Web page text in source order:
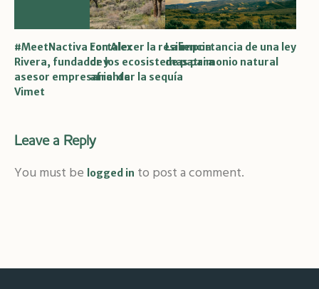
#MeetNactiva con Alex
Rivera, fundador y
asesor empresarial de
Vimet
Fortalecer la resiliencia
de los ecosistemas para
afrontar la sequía
La importancia de una ley
de patrimonio natural
Leave a Reply
You must be logged in to post a comment.